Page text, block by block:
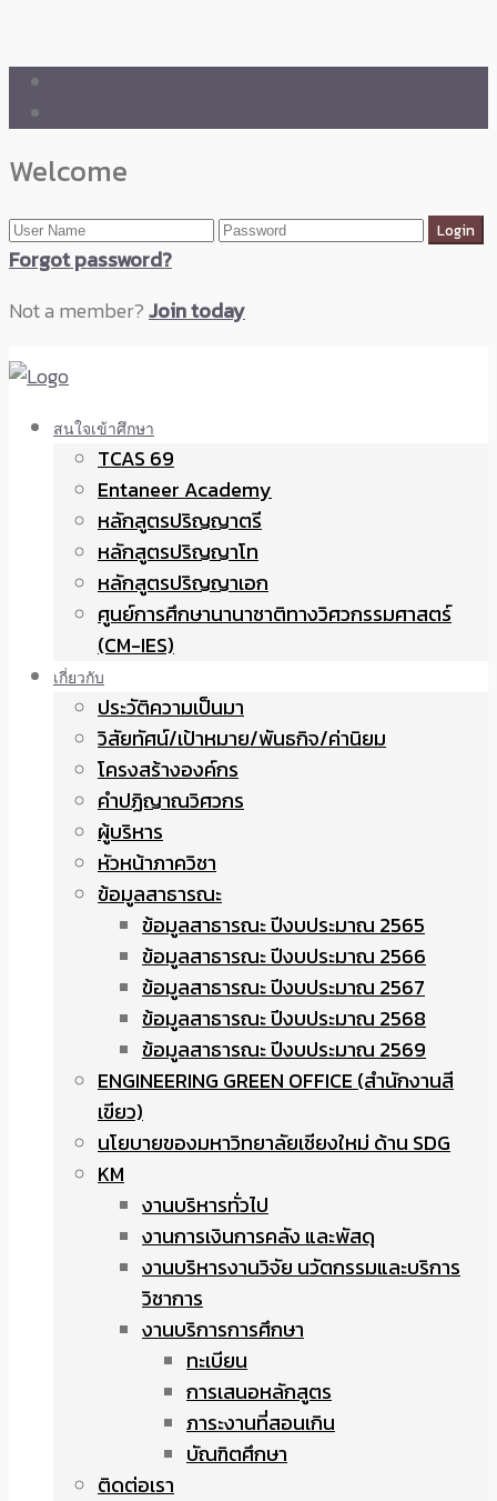
Welcome
Forgot password?
Not a member?Join today
สนใจเข้าศึกษา
TCAS 69
Entaneer Academy
หลักสูตรปริญญาตรี
หลักสูตรปริญญาโท
หลักสูตรปริญญาเอก
ศูนย์การศึกษานานาชาติทางวิศวกรรมศาสตร์
(CM-IES)
เกี่ยวกับ
ประวัติความเป็นมา
วิสัยทัศน์/เป้าหมาย/พันธกิจ/ค่านิยม
โครงสร้างองค์กร
คำปฏิญาณวิศวกร
ผู้บริหาร
หัวหน้าภาควิชา
ข้อมูลสาธารณะ
ข้อมูลสาธารณะ ปีงบประมาณ 2565
ข้อมูลสาธารณะ ปีงบประมาณ 2566
ข้อมูลสาธารณะ ปีงบประมาณ 2567
ข้อมูลสาธารณะ ปีงบประมาณ 2568
ข้อมูลสาธารณะ ปีงบประมาณ 2569
ENGINEERING GREEN OFFICE (สำนักงานสี
เขียว)
นโยบายของมหาวิทยาลัยเชียงใหม่ ด้าน SDG
KM
งานบริหารทั่วไป
งานการเงินการคลัง และพัสดุ
งานบริหารงานวิจัย นวัตกรรมและบริการ
วิชาการ
งานบริการการศึกษา
ทะเบียน
การเสนอหลักสูตร
ภาระงานที่สอนเกิน
บัณฑิตศึกษา
ติดต่อเรา